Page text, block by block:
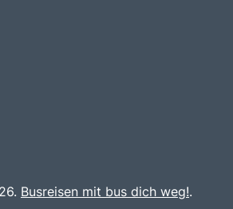
Busreisen mit bus dich weg!.